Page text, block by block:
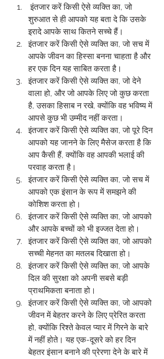
इंतजार करें किसी ऐसे व्यक्ति का, जो
शुरुआत से ही आपको यह बता दे कि उसके
इरादे आपके साथ कितने सच्चे हैं।
इंतजार करें किसी ऐसे व्यक्ति का, जो सच में
आपके जीवन का हिस्सा बनना चाहता है और
हर एक दिन यह साबित करता है।
इंतजार करें किसी ऐसे व्यक्ति का, जो देने
वाला हो, और जो आपके लिए जो कुछ करता
है, उसका हिसाब न रखे, क्योंकि वह भविष्य में
आपसे कुछ भी उम्मीद नहीं करता।
इंतजार करें किसी ऐसे व्यक्ति का, जो पूरे दिन
आपको यह जानने के लिए मैसेज करता है कि
आप कैसी हैं, क्योंकि वह आपकी भलाई की
परवाह करता है।
इंतजार करें किसी ऐसे व्यक्ति का, जो सच में
आपको एक इंसान के रूप में समझने की
कोशिश करता हो।
इंतजार करें किसी ऐसे व्यक्ति का, जो आपको
और आपके बच्चों को भी इज्जत देता हो।
इंतजार करें किसी ऐसे व्यक्ति का, जो आपको
सच्ची मेहनत का मतलब दिखाता हो।
इंतजार करें किसी ऐसे व्यक्ति का, जो आपके
दिल की सुरक्षा को अपनी सबसे बड़ी
प्राथमिकता बनाता हो।
इंतजार करें किसी ऐसे व्यक्ति का, जो आपको
जीवन में बेहतर करने के लिए प्रेरित करता
हो, क्योंकि रिश्ते केवल प्यार में गिरने के बारे
में नहीं होते। यह एक-दूसरे को हर दिन
बेहतर इंसान बनाने की प्रेरणा देने के बारे में